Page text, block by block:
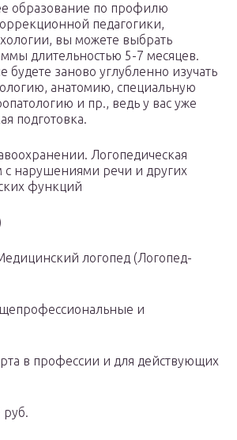
образование по профилю
педагогики,
вы можете выбрать
длительностью 5-7 месяцев.
будете заново углубленно изучать
анатомию, специальную
и пр., ведь у вас уже
подготовка.
Логопедическая
нарушениями речи и других
функций
логопед (Логопед-
и
в профессии и для действующих
руб.